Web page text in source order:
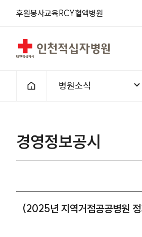
후원봉사교육 RCY혈액병원
인천적십자병원
홈으로
병원소식
경영정보공시
(2025년 지역거점공공병원